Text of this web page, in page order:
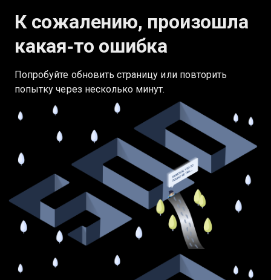
К сожалению, произошла
какая‑то ошибка
Попробуйте обновить страницу или повторить
попытку через несколько минут.